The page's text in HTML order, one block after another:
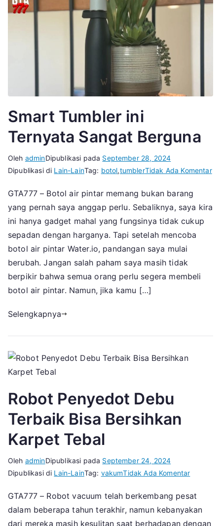
Smart Tumbler ini
Ternyata Sangat Berguna
Oleh adminDipublikasi pada September 28, 2024
Dipublikasi di Lain-LainTag: botol,tumblerTidak Ada Komentar
ini
GTA777 – Botol air pintar memang bukan barang
yang pernah saya anggap perlu. Sebaliknya, saya kira
ini hanya gadget mahal yang fungsinya tidak cukup
sepadan dengan harganya. Tapi setelah mencoba
botol air pintar Water.io, pandangan saya mulai
berubah. Jangan salah paham saya masih tidak
berpikir bahwa semua orang perlu segera membeli
botol air pintar. Namun, jika kamu […]
Selengkapnya
Robot Penyedot Debu
Terbaik Bisa Bersihkan
Karpet Tebal
Oleh adminDipublikasi pada September 24, 2024
Dipublikasi di Lain-LainTag: vakumTidak Ada Komentarpada
Penyedot
Debu
Terbaik
GTA777 – Robot vacuum telah berkembang pesat
dalam beberapa tahun terakhir, namun kebanyakan
dari mereka masih kesulitan saat berhadapan dengan